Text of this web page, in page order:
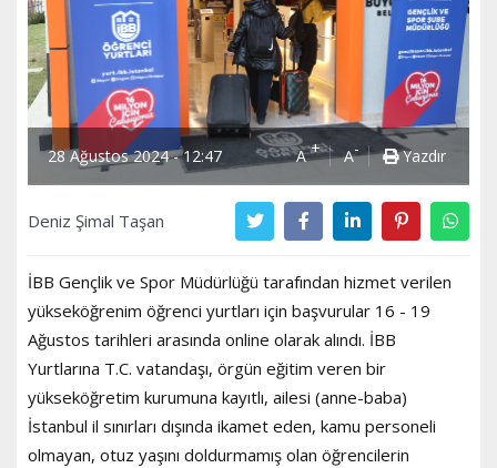
28 Ağustos 2024 - 12:47 A+ A- Yazdır
Deniz Şimal Taşan
İBB Gençlik ve Spor Müdürlüğü tarafından hizmet verilen
yükseköğrenim öğrenci yurtları için başvurular 16 - 19
Ağustos tarihleri arasında online olarak alındı. İBB
Yurtlarına T.C. vatandaşı, örgün eğitim veren bir
yükseköğretim kurumuna kayıtlı, ailesi (anne-baba)
İstanbul il sınırları dışında ikamet eden, kamu personeli
olmayan, otuz yaşını doldurmamış olan öğrencilerin